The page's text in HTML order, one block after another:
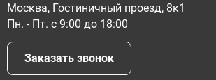
Москва, Гостиничный проезд, 8к1
Пн. - Пт. с 9:00 до 18:00
Заказать звонок